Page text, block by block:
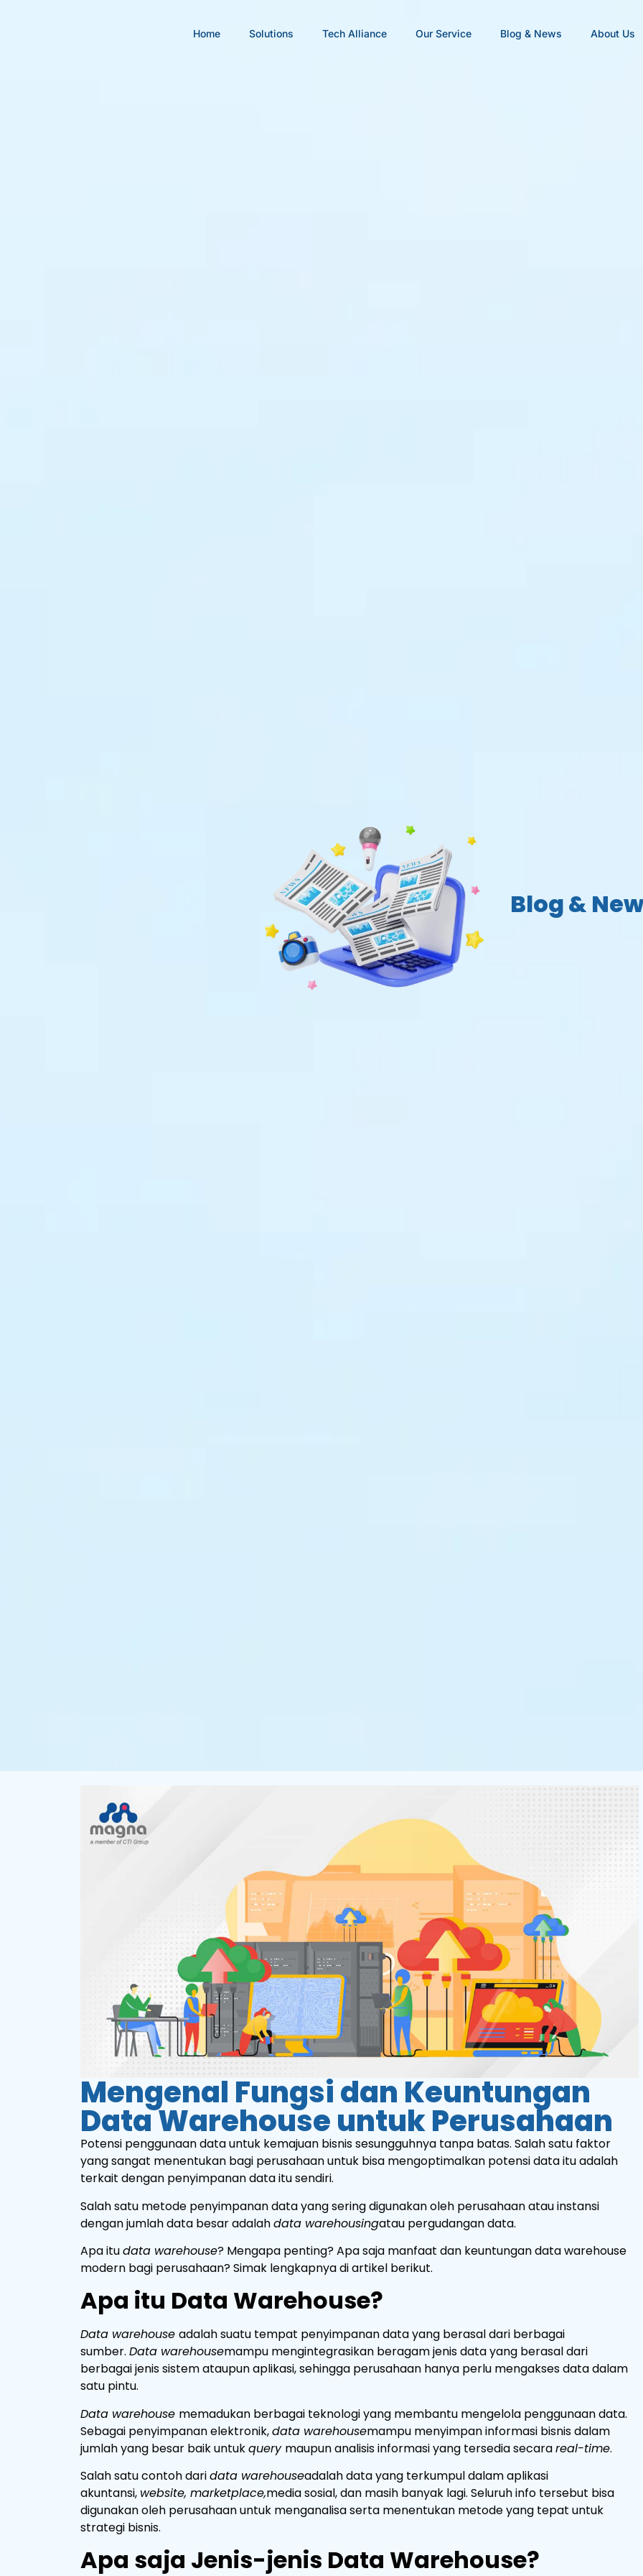
Home Solutions Tech Alliance Our Service Blog & News About Us
Blog &
Mengenal Fungsi dan Keuntungan
Data Warehouse untuk Perusahaan
Potensi penggunaan data untuk kemajuan bisnis sesungguhnya tanpa batas. Salah satu faktor
yang sangat menentukan bagi perusahaan untuk bisa mengoptimalkan potensi data itu adalah
terkait dengan penyimpanan data itu sendiri.
Salah satu metode penyimpanan data yang sering digunakan oleh perusahaan atau instansi
dengan jumlah data besar adalahdata warehousingatau pergudangan data.
Apa itudata warehouse? Mengapa penting? Apa saja manfaat dan keuntungan data warehouse
modern bagi perusahaan? Simak lengkapnya di artikel berikut.
Apa itu Data Warehouse?
Data warehouse adalah suatu tempat penyimpanan data yang berasal dari berbagai
sumber. Data warehousemampu mengintegrasikan beragam jenis data yang berasal dari
berbagai jenis sistem ataupun aplikasi, sehingga perusahaan hanya perlu mengakses data dalam
satu pintu.
Data warehouse memadukan berbagai teknologi yang membantu mengelola penggunaan data.
Sebagai penyimpanan elektronik,data warehousemampu menyimpan informasi bisnis dalam
jumlah yang besar baik untukquery maupun analisis informasi yang tersedia secarareal-time.
Salah satu contoh daridata warehouseadalah data yang terkumpul dalam aplikasi
akuntansi, website, marketplace,media sosial, dan masih banyak lagi. Seluruh info tersebut bisa
digunakan oleh perusahaan untuk menganalisa serta menentukan metode yang tepat untuk
strategi bisnis.
Apa saja Jenis-jenis Data Warehouse?